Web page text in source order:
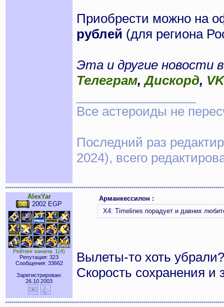
Приобрести можно на
рублей (для региона
Эта и другие новости
Телеграм,Дискорд, VK
Все астероиды не
Последний раз
2024), всего
AlexYar
2002 EGP
Рейтинг канала: 1(4)
Репутация: 323
Сообщения: 33662
Зарегистрирован:
26.10.2003
Арманкессилон :
X4: Timelines порадует и давних
Вылеты-то хоть убрали?
Скорость сохранения и